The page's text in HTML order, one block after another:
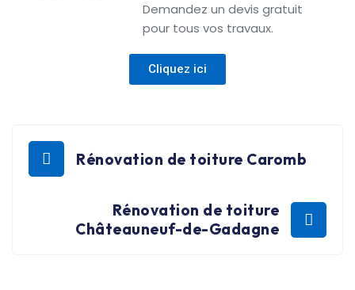
Demandez un devis gratuit
pour tous vos travaux.
Cliquez ici
Rénovation de toiture Caromb
Rénovation de toiture
Châteauneuf-de-Gadagne